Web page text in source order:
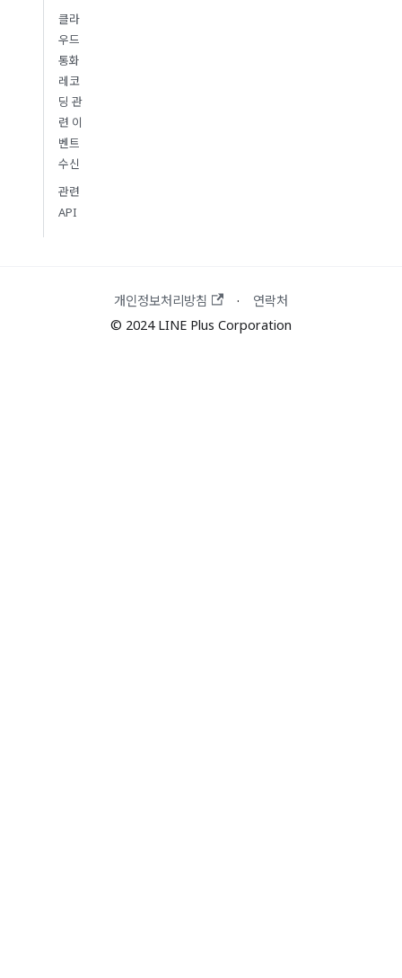
클라
우드
통화
레코
딩 관
련 이
벤트
수신
관련
API
개인정보처리방침 ·
연락처
© 2024 LINE Plus Corporation